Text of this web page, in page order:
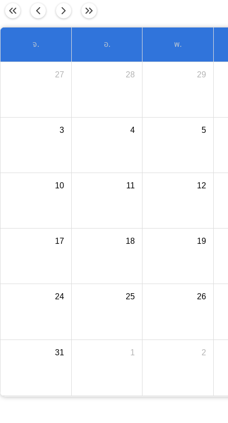
จ. อ. พ.
27 28 29
3 4 5
10 11 12
17 18 19
24 25 26
31 1 2